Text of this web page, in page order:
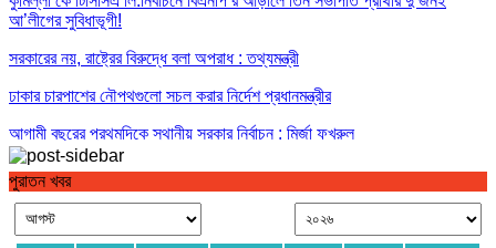
আ’লীগের সুবিধাভূগী!
সরকারের নয়, রাষ্ট্রের বিরুদ্ধে বলা অপরাধ : তথ্যমন্ত্রী
ঢাকার চারপাশের নৌপথগুলো সচল করার নির্দেশ প্রধানমন্ত্রীর
আগামী বছরের প্রথমদিকে স্থানীয় সরকার নির্বাচন : মির্জা ফখরুল
পুরাতন খবর